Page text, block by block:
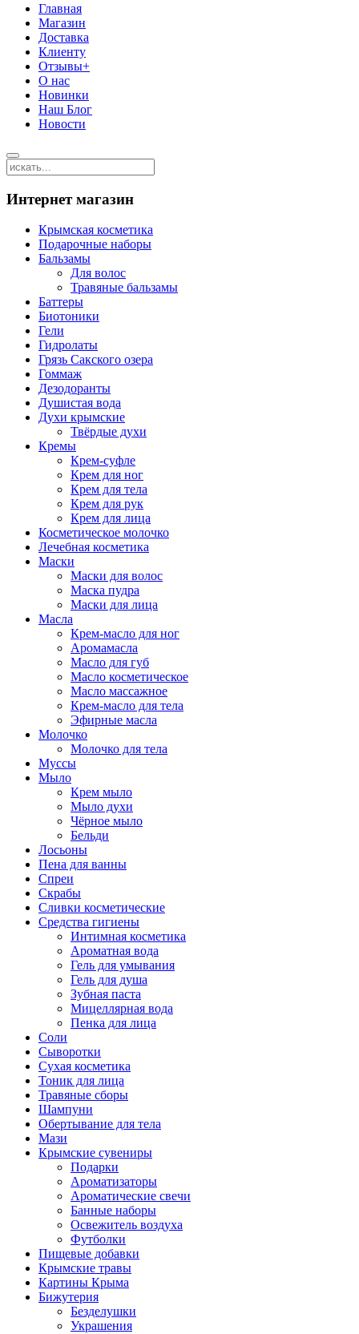
Главная
Магазин
Доставка
Клиенту
Отзывы+
О нас
Новинки
Наш Блог
Новости
Интернет магазин
Крымская косметика
Подарочные наборы
Бальзамы
Для волос
Травяные бальзамы
Баттеры
Биотоники
Гели
Гидролаты
Грязь Сакского озера
Гоммаж
Дезодоранты
Душистая вода
Духи крымские
Твёрдые духи
Кремы
Крем-суфле
Крем для ног
Крем для тела
Крем для рук
Крем для лица
Косметическое молочко
Лечебная косметика
Маски
Маски для волос
Маска пудра
Маски для лица
Масла
Крем-масло для ног
Аромамасла
Масло для губ
Масло косметическое
Масло массажное
Крем-масло для тела
Эфирные масла
Молочко
Молочко для тела
Муссы
Мыло
Крем мыло
Мыло духи
Чёрное мыло
Бельди
Лосьоны
Пена для ванны
Спреи
Скрабы
Сливки косметические
Средства гигиены
Интимная косметика
Ароматная вода
Гель для умывания
Гель для душа
Зубная паста
Мицеллярная вода
Пенка для лица
Соли
Сыворотки
Сухая косметика
Тоник для лица
Травяные сборы
Шампуни
Обертывание для тела
Мази
Крымские сувениры
Подарки
Ароматизаторы
Ароматические свечи
Банные наборы
Освежитель воздуха
Футболки
Пищевые добавки
Крымские травы
Картины Крыма
Бижутерия
Безделушки
Украшения